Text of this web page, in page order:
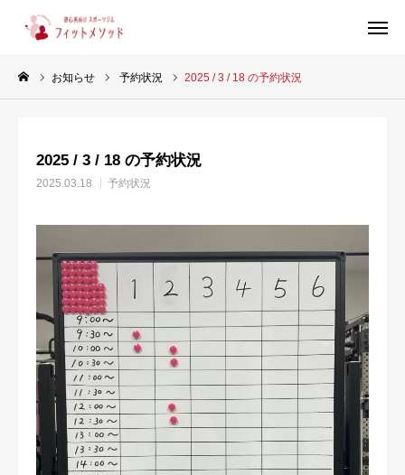
お知らせ 予約状況 2025 / 3 / 18 の予約状況
2025 / 3 / 18 の予約状況
2025.03.18 予約状況
当ジムについて
スタッフ紹介
お客様の声
ブログ
店舗情報
お問い合わせ・ご予約